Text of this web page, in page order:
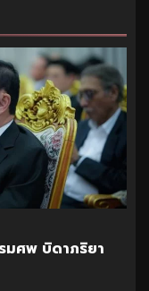
มศพ บิดาภริยา